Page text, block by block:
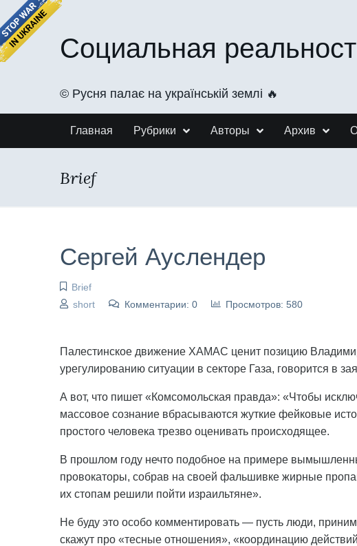
Социальная
©️ Русня палає на українській землі 🔥
Главная Рубрики Авторы Архив
Brief
Сергей Ауслендер
Brief
short
Комментарии: 0 Просмотров: 580
Палестинское движение ХАМАС ценит позицию
урегулированию ситуации в секторе Газа, говорится в
А вот, что пишет «Комсомольская правда»: «Чтобы
массовое сознание вбрасываются жуткие фейковые
простого человека трезво оценивать происходящее.
В прошлом году нечто подобное на примере
провокаторы, собрав на своей фальшивке жирные
их стопам решили пойти израильтяне».
Не буду это особо комментировать — пусть люди,
скажут про «тесные отношения», «координацию